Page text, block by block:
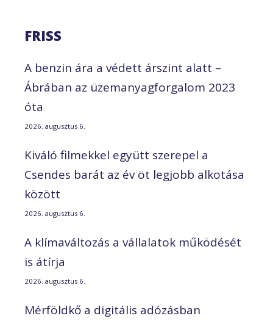
FRISS
A benzin ára a védett árszint alatt –
Ábrában az üzemanyagforgalom 2023
óta
2026. augusztus 6.
Kiváló filmekkel együtt szerepel a
Csendes barát az év öt legjobb alkotása
között
2026. augusztus 6.
A klímaváltozás a vállalatok működését
is átírja
2026. augusztus 6.
Mérföldkő a digitális adózásban